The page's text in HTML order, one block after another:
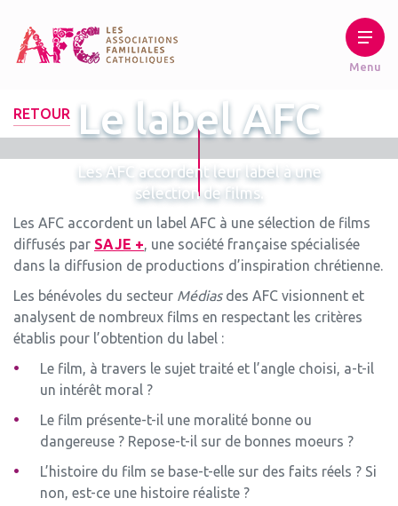
RETOUR Le label AFC
Les AFC accordent leur label à une
sélection de films.
Les AFC accordent un label AFC à une sélection de films
diffusés par SAJE +, une société française spécialisée
dans la diffusion de productions d’inspiration chrétienne.
Les bénévoles du secteur Médiasdes AFC visionnent et
analysent de nombreux films en respectant les critères
établis pour l’obtention du label :
Le film, à travers le sujet traité et l’angle choisi, a-t-il
un intérêt moral ?
Le film présente-t-il une moralité bonne ou
dangereuse ? Repose-t-il sur de bonnes moeurs ?
L’histoire du film se base-t-elle sur des faits réels ? Si
non, est-ce une histoire réaliste ?